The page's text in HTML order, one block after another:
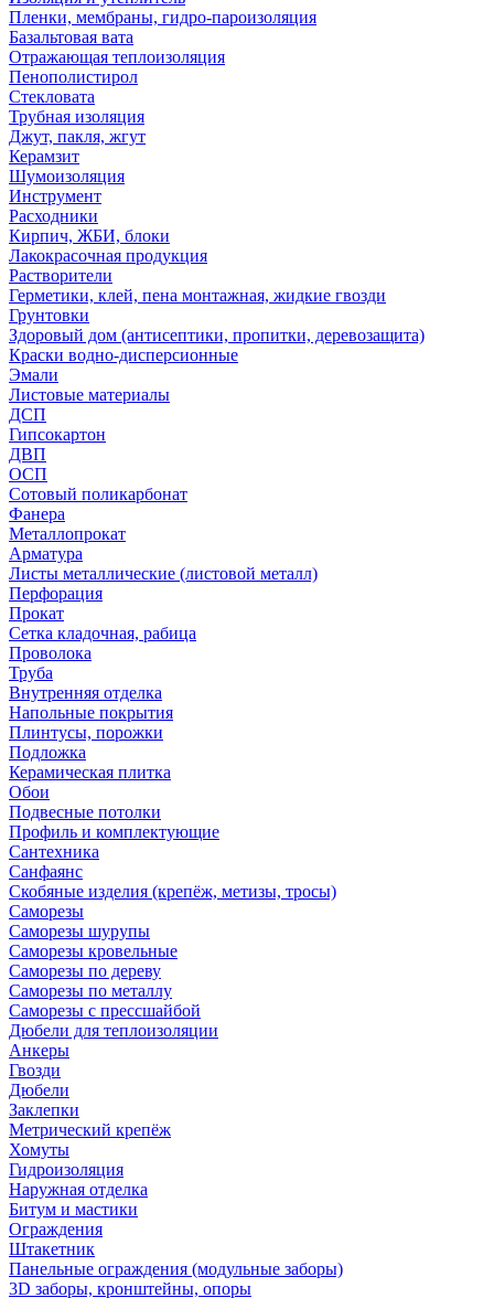
Пленки, мембраны, гидро-пароизоляция
Базальтовая вата
Отражающая теплоизоляция
Пенополистирол
Стекловата
Трубная изоляция
Джут, пакля, жгут
Керамзит
Шумоизоляция
Инструмент
Расходники
Кирпич, ЖБИ, блоки
Лакокрасочная продукция
Растворители
Герметики, клей, пена монтажная, жидкие гвозди
Грунтовки
Здоровый дом (антисептики, пропитки, деревозащита)
Краски водно-дисперсионные
Эмали
Листовые материалы
ДСП
Гипсокартон
ДВП
ОСП
Сотовый поликарбонат
Фанера
Металлопрокат
Арматура
Листы металлические (листовой металл)
Перфорация
Прокат
Сетка кладочная, рабица
Проволока
Труба
Внутренняя отделка
Напольные покрытия
Плинтусы, порожки
Подложка
Керамическая плитка
Обои
Подвесные потолки
Профиль и комплектующие
Сантехника
Санфаянс
Скобяные изделия (крепёж, метизы, тросы)
Саморезы
Саморезы шурупы
Саморезы кровельные
Саморезы по дереву
Саморезы по металлу
Саморезы с прессшайбой
Дюбели для теплоизоляции
Анкеры
Гвозди
Дюбели
Заклепки
Метрический крепёж
Хомуты
Гидроизоляция
Наружная отделка
Битум и мастики
Ограждения
Штакетник
Панельные ограждения (модульные заборы)
3D заборы, кронштейны, опоры